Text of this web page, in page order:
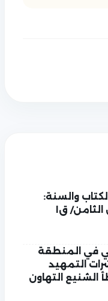
والسنة:
الثامن/ ق١
في المنطقة
التمهيد
الشنيع التهاون